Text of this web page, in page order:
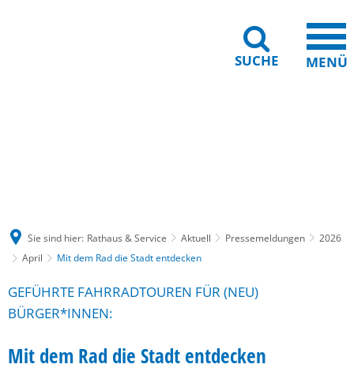
SUCHE MENÜ
Sie sind hier: Rathaus & Service Aktuell Pressemeldungen
2026
April
Mit dem Rad die Stadt entdecken
GEFÜHRTE FAHRRADTOUREN FÜR (NEU)
BÜRGER*INNEN:
Mit dem Rad die Stadt entdecken